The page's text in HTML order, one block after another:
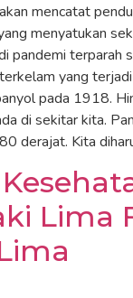
mencatat
menyatukan
pandemi terparah
yang
pada 1918.
di sekitar kita.
derajat. Kita
Lima